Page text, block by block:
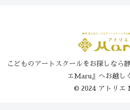
こどものアートスクールをお探しなら
エMaru』へお越し
© 2024 アトリエ